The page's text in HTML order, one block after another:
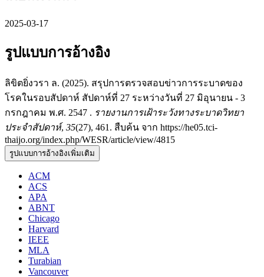
2025-03-17
รูปแบบการอ้างอิง
ลิขิตยิ่งวรา ล. (2025). สรุปการตรวจสอบข่าวการระบาดของ
โรคในรอบสัปดาห์ สัปดาห์ที่ 27 ระหว่างวันที่ 27 มิอุนายน - 3
กรกฎาคม พ.ศ. 2547 . รายงานการเฝ้าระวังทางระบาดวิทยา
ประจำสัปดาห์, 35(27), 461. สืบค้น จาก https://he05.tci-
thaijo.org/index.php/WESR/article/view/4815
รูปแบบการอ้างอิงเพิ่มเติม
ACM
ACS
APA
ABNT
Chicago
Harvard
IEEE
MLA
Turabian
Vancouver